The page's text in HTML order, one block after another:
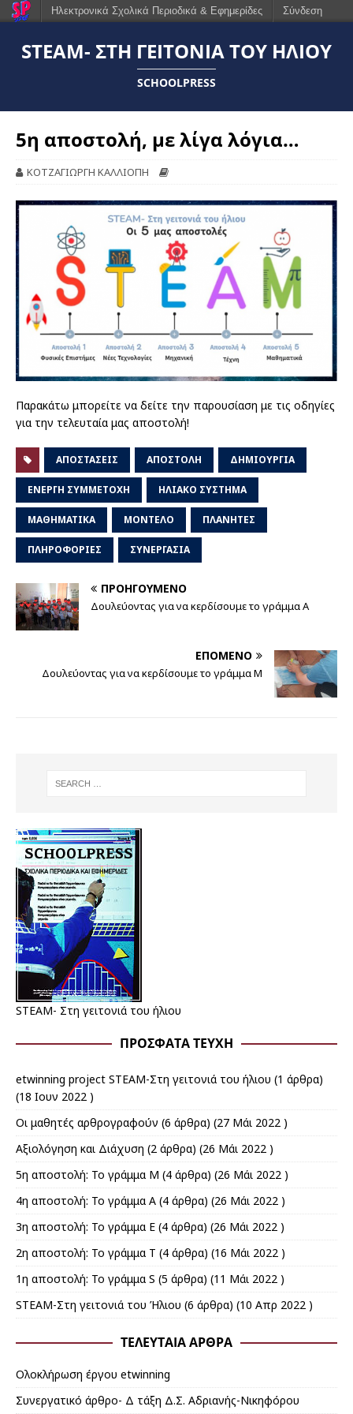
STEAM- ΣΤΗ ΓΕΙΤΟΝΙΆ ΤΟΥ ΉΛΙΟΥ
SCHOOLPRESS
5η αποστολή, με λίγα λόγια…
ΚΟΤΖΑΓΙΩΡΓΗ ΚΑΛΛΙΟΠΗ
Παρακάτω μπορείτε να δείτε την παρουσίαση με τις οδηγίες
για την τελευταία μας αποστολή!
ΑΠΟΣΤΆΣΕΙΣ ΑΠΟΣΤΟΛΉ ΔΗΜΙΟΥΡΓΊΑ
ΕΝΕΡΓΉ ΣΥΜΜΕΤΟΧΉ ΗΛΙΑΚΌ ΣΎΣΤΗΜΑ
ΜΑΘΗΜΑΤΙΚΆ ΜΟΝΤΈΛΟ ΠΛΑΝΉΤΕΣ
ΠΛΗΡΟΦΟΡΊΕΣ ΣΥΝΕΡΓΑΣΊΑ
ΠΡΟΗΓΟΎΜΕΝΟ
Δουλεύοντας για να κερδίσουμε το γράμμα Α
ΕΠΌΜΕΝΟ
Δουλεύοντας για να κερδίσουμε το γράμμα Μ
STEAM- Στη γειτονιά του ήλιου
ΠΡΌΣΦΑΤΑ ΤΕΎΧΗ
etwinning project STEAM-Στη γειτονιά του ήλιου (1 άρθρα)
(18 Ιουν 2022 )
Οι μαθητές αρθρογραφούν (6 άρθρα) (27 Μάι 2022 )
Αξιολόγηση και Διάχυση (2 άρθρα) (26 Μάι 2022 )
5η αποστολή: Το γράμμα Μ (4 άρθρα) (26 Μάι 2022 )
4η αποστολή: Το γράμμα Α (4 άρθρα) (26 Μάι 2022 )
3η αποστολή: Το γράμμα Ε (4 άρθρα) (26 Μάι 2022 )
2η αποστολή: Το γράμμα Τ (4 άρθρα) (16 Μάι 2022 )
1η αποστολή: Το γράμμα S (5 άρθρα) (11 Μάι 2022 )
STEAM-Στη γειτονιά του Ήλιου (6 άρθρα) (10 Απρ 2022 )
ΤΕΛΕΥΤΑΊΑ ΆΡΘΡΑ
Ολοκλήρωση έργου etwinning
Συνεργατικό άρθρο- Δ τάξη Δ.Σ. Αδριανής-Νικηφόρου
Ηλεκτρονικά Σχολικά Περιοδικά & Εφημερίδες Σύνδεση